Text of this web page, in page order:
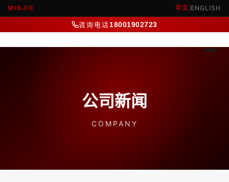
MINJIE 中文 ENGLISH
咨询电话18001902723
公司新闻
COMPANY